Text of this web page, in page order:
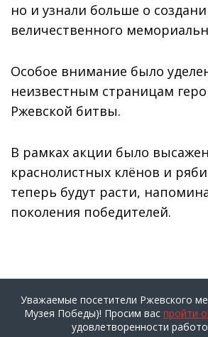
но и узнали больше о
величественного
Особое внимание было
неизвестным страницам
Ржевской битвы.
В рамках акции было
краснолистных клёнов и
теперь будут расти,
поколения победителей.
Уважаемые посетители Ржевского
Музея Победы)! Просим вас пройти
удовлетворенности